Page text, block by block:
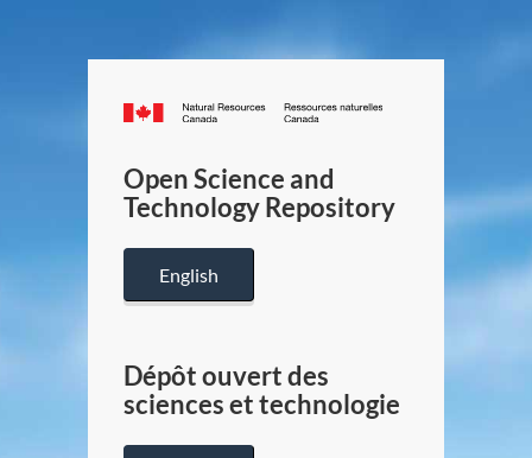
Canada.ca
/
Canada
Open Science and
Technology Repository
English
Dépôt ouvert des
sciences et technologie